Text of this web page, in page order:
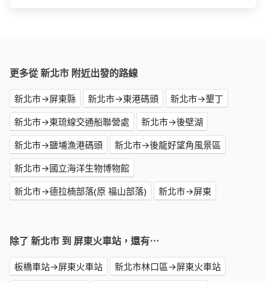
更多從 新北市 附近出發的路線
新北市→屏東縣 新北市→東港碼頭
新北市→墾丁
新北市→東琉線交通船聯營處
新北市→後壁湖
新北市→鹽埔漁港碼頭
新北市→後龍好望角風景區
新北市→國立海洋生物博物館
新北市→德拉楠部落(原 福山部落)
新北市→屏東
除了 新北市 到 屏東火車站，還有⋯
板橋車站→屏東火車站
新北市林口區→屏東火車站